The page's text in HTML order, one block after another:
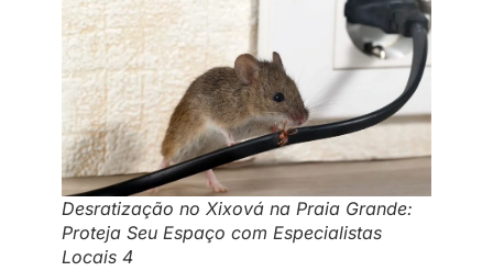
Desratização no Xixová na Praia Grande:
Proteja Seu Espaço com Especialistas
Locais 4